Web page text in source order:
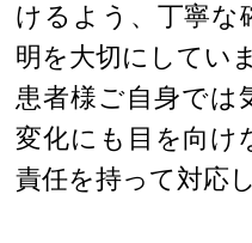
けるよう、丁寧な
明を大切にしてい
患者様ご自身では
変化にも目を向け
責任を持って対応